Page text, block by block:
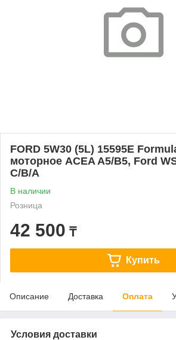
FORD 5W30 (5L) 15595E
моторное ACEA A5/B5, Ford
C/B/A
В наличии
Розница
42 500 ₸
Купить
Описание Доставка Оплата
Условия доставки